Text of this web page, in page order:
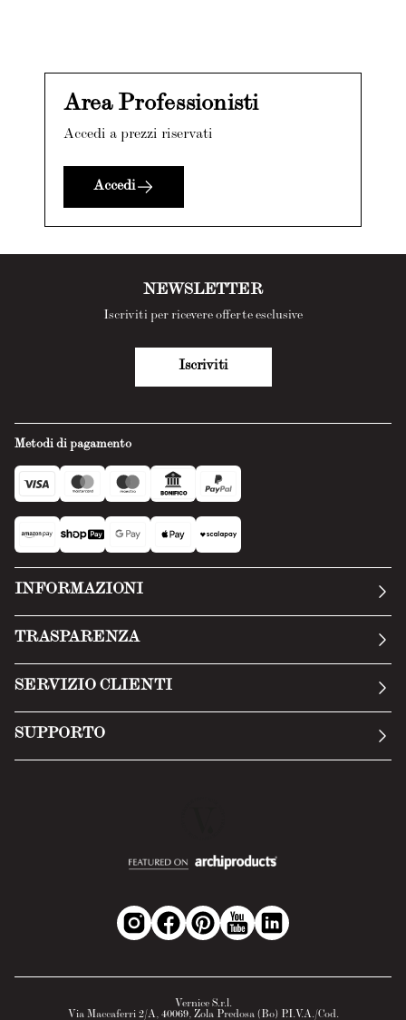
Area Professionisti
Accedi a prezzi riservati
Accedi
Metodi di pagamento
INFORMAZIONI
TRASPARENZA
Privacy Policy
SERVIZIO CLIENTI
SUPPORTO
NEWSLETTER
Iscriviti per ricevere offerte esclusive
Iscriviti
Vernice S.r.l.
Via Maccaferri 2/A, 40069, Zola Predosa (Bo) P.I.V.A./Cod.